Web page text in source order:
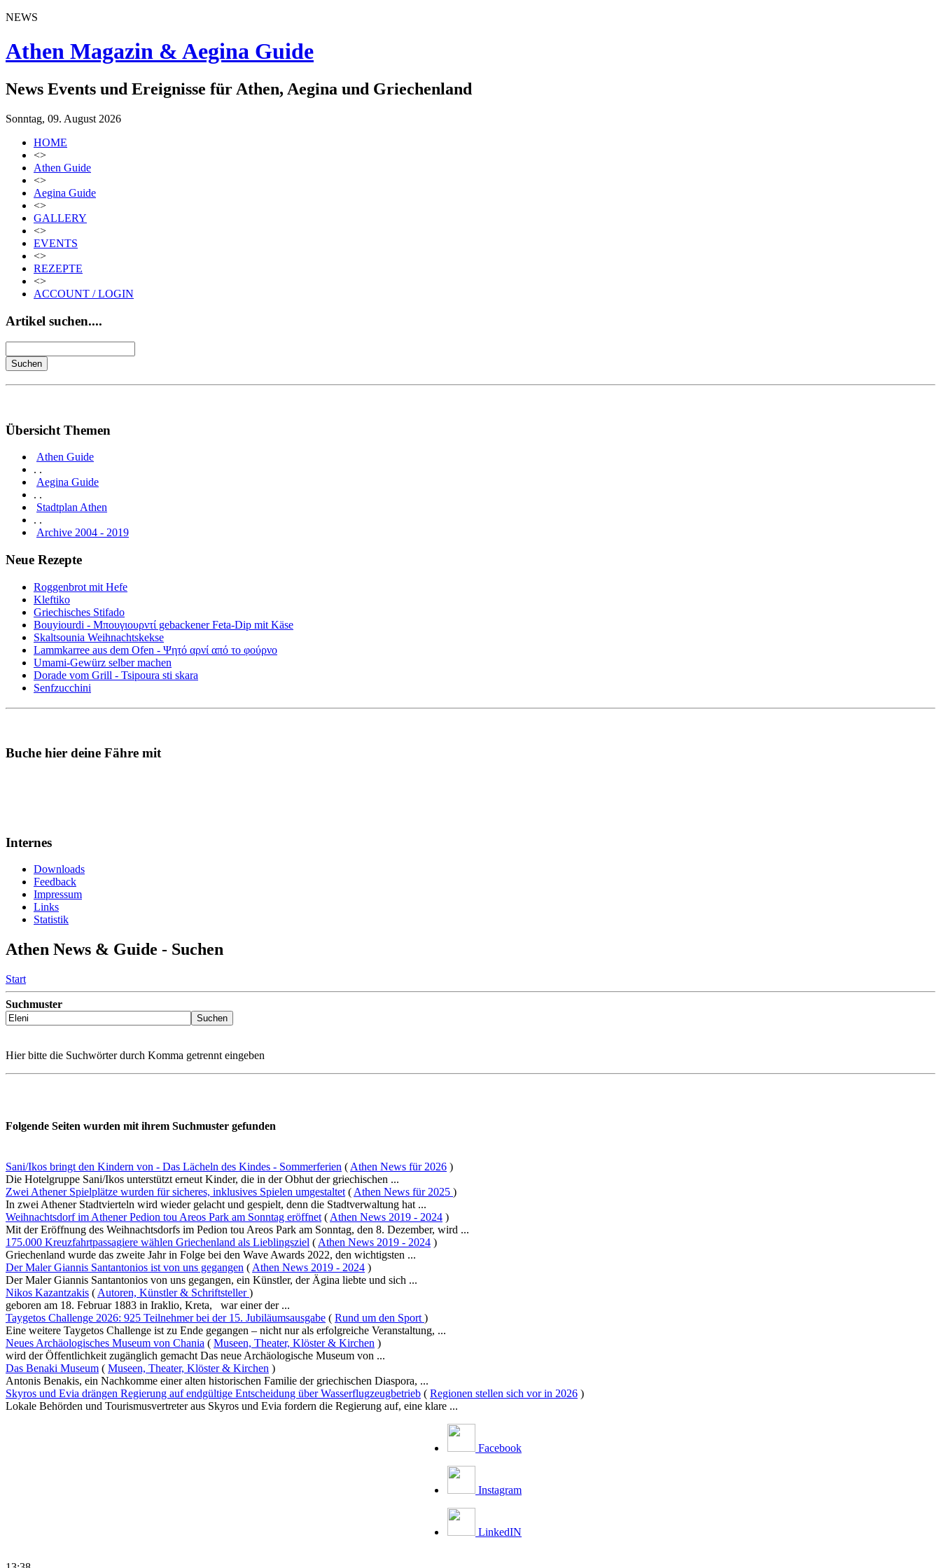
NEWS
Athen Magazin & Aegina Guide
News Events und Ereignisse für Athen, Aegina und Griechenland
Sonntag, 09. August 2026
HOME
<>
Athen Guide
<>
Aegina Guide
<>
GALLERY
<>
EVENTS
<>
REZEPTE
<>
ACCOUNT / LOGIN
Artikel suchen....
Übersicht Themen
Athen Guide
. .
Aegina Guide
. .
Stadtplan Athen
. .
Archive 2004 - 2019
Neue Rezepte
Roggenbrot mit Hefe
Kleftiko
Griechisches Stifado
Bouyiourdi - Μπουγιουρντί gebackener Feta-Dip mit Käse
Skaltsounia Weihnachtskekse
Lammkarree aus dem Ofen - Ψητό αρνί από το φούρνο
Umami-Gewürz selber machen
Dorade vom Grill - Tsipoura sti skara
Senfzucchini
Buche hier deine Fähre mit
Internes
Downloads
Feedback
Impressum
Links
Statistik
Athen News & Guide - Suchen
Start
Suchmuster
Hier bitte die Suchwörter durch Komma getrennt eingeben
Folgende Seiten wurden mit ihrem Suchmuster gefunden
Sani/Ikos bringt den Kindern von - Das Lächeln des Kindes - Sommerferien ( Athen News für 2026 )
Die Hotelgruppe Sani/Ikos unterstützt erneut Kinder, die in der Obhut der griechischen ...
Zwei Athener Spielplätze wurden für sicheres, inklusives Spielen umgestaltet ( Athen News für 2025 )
In zwei Athener Stadtvierteln wird wieder gelacht und gespielt, denn die Stadtverwaltung hat ...
Weihnachtsdorf im Athener Pedion tou Areos Park am Sonntag eröffnet ( Athen News 2019 - 2024 )
Mit der Eröffnung des Weihnachtsdorfs im Pedion tou Areos Park am Sonntag, den 8. Dezember, wird ...
175.000 Kreuzfahrtpassagiere wählen Griechenland als Lieblingsziel ( Athen News 2019 - 2024 )
Griechenland wurde das zweite Jahr in Folge bei den Wave Awards 2022, den wichtigsten ...
Der Maler Giannis Santantonios ist von uns gegangen ( Athen News 2019 - 2024 )
Der Maler Giannis Santantonios von uns gegangen, ein Künstler, der Ägina liebte und sich ...
Nikos Kazantzakis ( Autoren, Künstler & Schriftsteller)
geboren am 18. Februar 1883 in Iraklio, Kreta, war einer der ...
Taygetos Challenge 2026: 925 Teilnehmer bei der 15. Jubiläumsausgabe ( Rund um den Sport )
Eine weitere Taygetos Challenge ist zu Ende gegangen – nicht nur als erfolgreiche Veranstaltung, ...
Neues Archäologisches Museum von Chania ( Museen, Theater, Klöster & Kirchen )
wird der Öffentlichkeit zugänglich gemacht Das neue Archäologische Museum von ...
Das Benaki Museum ( Museen, Theater, Klöster & Kirchen )
Antonis Benakis, ein Nachkomme einer alten historischen Familie der griechischen Diaspora, ...
Skyros und Evia drängen Regierung auf endgültige Entscheidung über Wasserflugzeugbetrieb ( Regionen stellen sich vor in 2026 )
Lokale Behörden und Tourismusvertreter aus Skyros und Evia fordern die Regierung auf, eine klare ...
Facebook
Instagram
LinkedIN